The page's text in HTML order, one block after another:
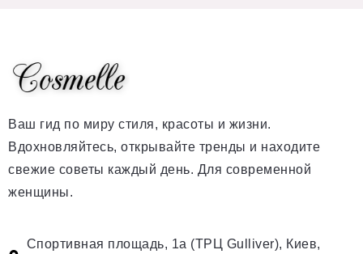
Ваш гид по миру стиля, красоты и жизни.
Вдохновляйтесь, открывайте тренды и находите
свежие советы каждый день. Для современной
женщины.
Спортивная площадь, 1а (ТРЦ Gulliver), Киев,